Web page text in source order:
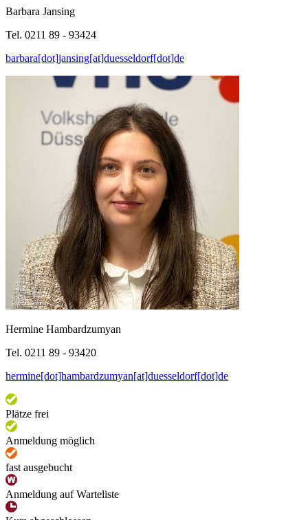
Barbara Jansing
Tel. 0211 89 - 93424
barbara[dot]jansing[at]duesseldorf[dot]de
Hermine Hambardzumyan
Tel. 0211 89 - 93420
hermine[dot]hambardzumyan[at]duesseldorf[dot]de
Plätze frei
Anmeldung möglich
fast ausgebucht
Anmeldung auf Warteliste